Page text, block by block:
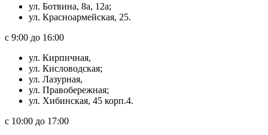
ул. Ботвина, 8а, 12а;
ул. Красноармейская, 25.
с 9:00 до 16:00
ул. Кирпичная,
ул. Кисловодская;
ул. Лазурная,
ул. Правобережная;
ул. Хибинская, 45 корп.4.
с 10:00 до 17:00